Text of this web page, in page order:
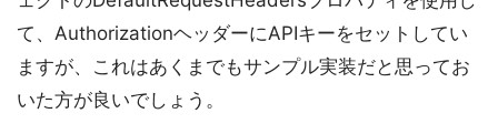
て、AuthorizationヘッダーにAPIキーをセットしてい
ますが、これはあくまでもサンプル実装だと思ってお
いた方が良いでしょう。